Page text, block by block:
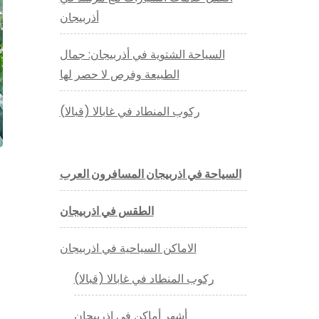
أذربيجان
السياحة الشتوية في أذربيجان: جمال
الطبيعة وفرص لا حصر لها
ركوب المنطاد في غابالا (قبالا)
السياحة في اذربيجان المسافرون العرب
الطقس في اذربيجان
الاماكن السياحية في اذربيجان
ركوب المنطاد في غابالا (قبالا)